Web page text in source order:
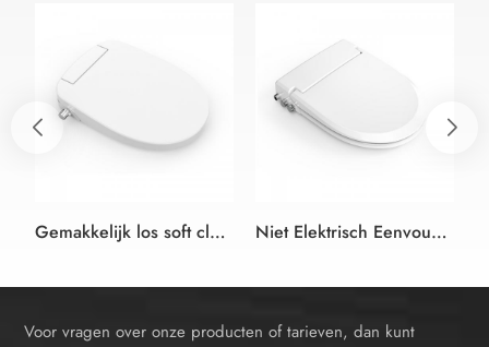
Gemakkelijk los soft close Badkamer niet-elektrische bidet wc-bril Niet Elektrisch Eenvoudige Bidet Toilet Seat Cover Met Koud Water Met Langzame Sluiten Voor De Badkamer
Voor vragen over onze producten of tarieven, dan kunt